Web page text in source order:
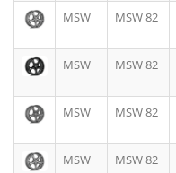
MSW MSW 82
MSW MSW 82
MSW MSW 82
MSW MSW 82